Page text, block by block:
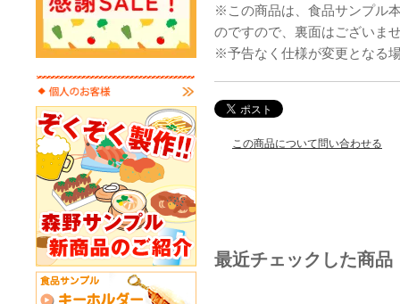
※この商品は、食品サンプル
のですので、裏面はございま
※予告なく仕様が変更となる
この商品について問い合わせる
最近チェックした商品